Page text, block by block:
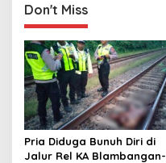
g
a
t
i
o
n
Don't Miss
Pria Diduga Bunuh Diri di
Jalur Rel KA Blambangan-